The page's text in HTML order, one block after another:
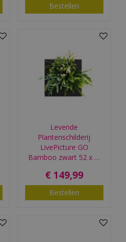
Bestellen
Levende
Plantenschilderij
LivePicture GO
Bamboo zwart 52 x …
€ 149,99
Bestellen